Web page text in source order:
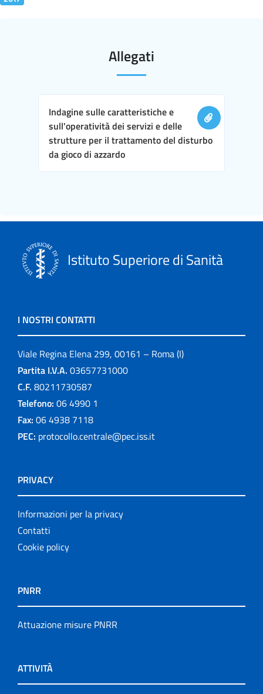
Allegati
Indagine sulle caratteristiche e
sull'operatività dei servizi e delle
strutture per il trattamento del disturbo
da gioco di azzardo
Istituto Superiore di Sanità
I NOSTRI CONTATTI
Viale Regina Elena 299, 00161 – Roma (I)
Partita I.V.A. 03657731000
C.F. 80211730587
Telefono: 06 4990 1
Fax: 06 4938 7118
PEC: protocollo.centrale@pec.iss.it
PRIVACY
Informazioni per la privacy
Contatti
Cookie policy
PNRR
Attuazione misure PNRR
ATTIVITÀ